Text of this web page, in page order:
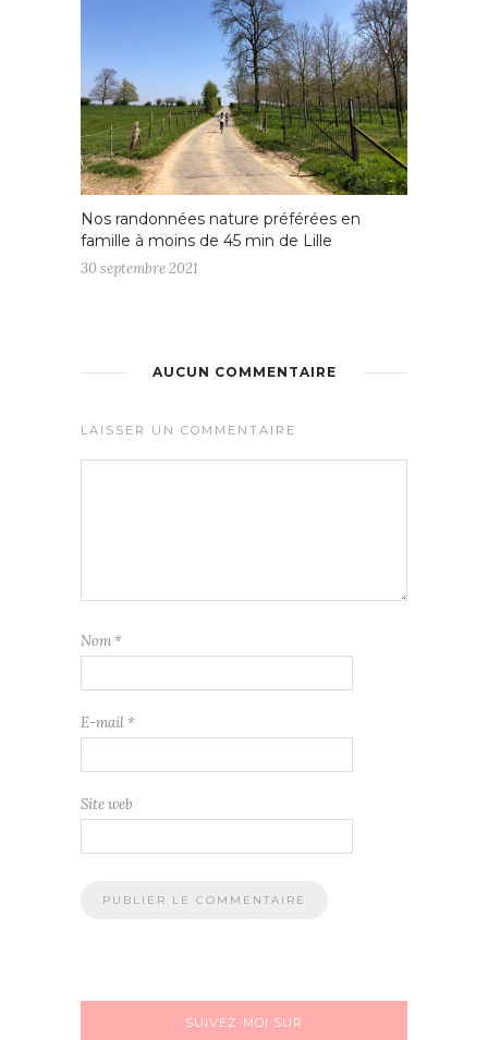
Nos randonnées nature préférées en
famille à moins de 45 min de Lille
30 septembre 2021
AUCUN COMMENTAIRE
LAISSER UN COMMENTAIRE
Nom *
E-mail *
Site web
SUIVEZ-MOI SUR